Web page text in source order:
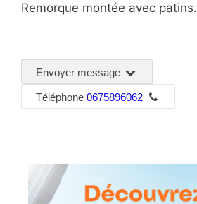
Remorque montée avec patins.
Envoyer message
Téléphone 0675896062